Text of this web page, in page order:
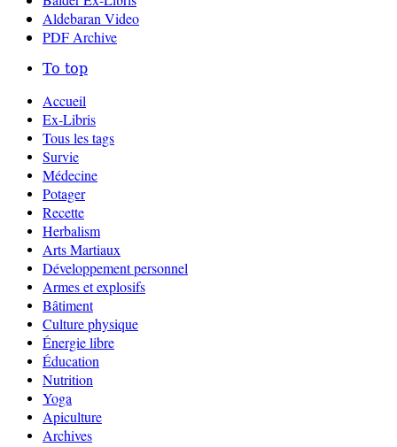
Aldebaran Video
PDF Archive
To top
Accueil
Ex-Libris
Tous les tags
Survie
Médecine
Potager
Recette
Herbalism
Arts Martiaux
Développement personnel
Armes et explosifs
Bâtiment
Culture physique
Énergie libre
Éducation
Nutrition
Yoga
Apiculture
Archives